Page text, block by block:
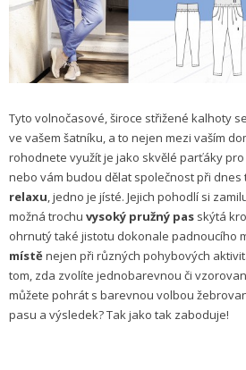
Tyto volnočasové, široce střižené kalhoty
ve vašem šatníku, a to nejen mezi vaším
rohodnete využít je jako skvělé parťáky
nebo vám budou dělat společnost při dnes
relaxu, jedno je jísté. Jejich pohodlí si
možná trochu vysoký pružný pas skýtá
ohrnutý také jistotu dokonale padnoucího
místě nejen při různých pohybových
tom, zda zvolíte jednobarevnou či
můžete pohrát s barevnou volbou
pasu a výsledek? Tak jako tak zaboduje!